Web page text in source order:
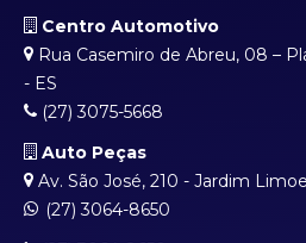
Centro Automotivo
Rua Casemiro de Abreu, 08 –
- ES
(27) 3075-5668
Auto Peças
Av. São José, 210 - Jardim
(27) 3064-8650